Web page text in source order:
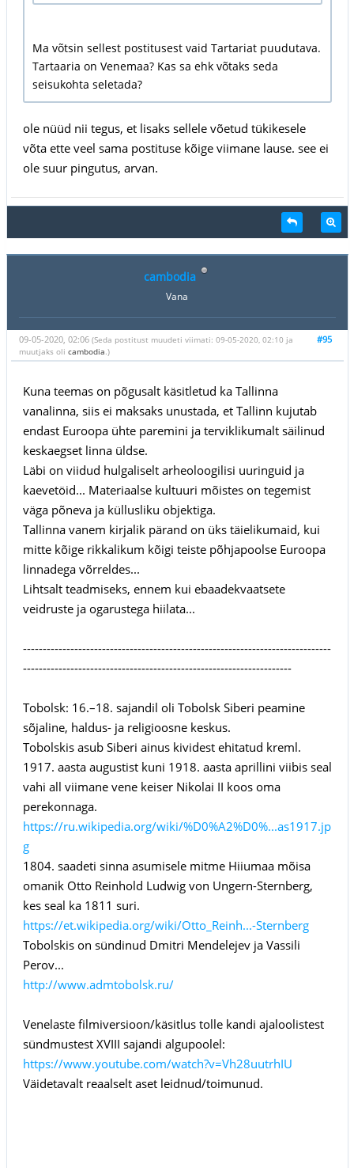
Ma võtsin sellest postitusest vaid Tartariat puudutava.
Tartaaria on Venemaa? Kas sa ehk võtaks seda
seisukohta seletada?
ole nüüd nii tegus, et lisaks sellele võetud tükikesele
võta ette veel sama postituse kõige viimane lause. see ei
ole suur pingutus, arvan.
cambodia
Vana
#95
09-05-2020, 02:06 (Seda postitust muudeti viimati: 09-05-2020, 02:10 ja
muutjaks oli cambodia .)
Kuna teemas on põgusalt käsitletud ka Tallinna
vanalinna, siis ei maksaks unustada, et Tallinn kujutab
endast Euroopa ühte paremini ja terviklikumalt säilinud
keskaegset linna üldse.
Läbi on viidud hulgaliselt arheoloogilisi uuringuid ja
kaevetöid... Materiaalse kultuuri mõistes on tegemist
väga põneva ja küllusliku objektiga.
Tallinna vanem kirjalik pärand on üks täielikumaid, kui
mitte kõige rikkalikum kõigi teiste põhjapoolse Euroopa
linnadega võrreldes...
Lihtsalt teadmiseks, ennem kui ebaadekvaatsete
veidruste ja ogarustega hiilata...
------------------------------------------------------------------------------
--------------------------------------------------------------------
Tobolsk: 16.–18. sajandil oli Tobolsk Siberi peamine
sõjaline, haldus- ja religioosne keskus.
Tobolskis asub Siberi ainus kividest ehitatud kreml.
1917. aasta augustist kuni 1918. aasta aprillini viibis seal
vahi all viimane vene keiser Nikolai II koos oma
perekonnaga.
https://ru.wikipedia.org/wiki/%D0%A2%D0%...as1917.jp
g
1804. saadeti sinna asumisele mitme Hiiumaa mõisa
omanik Otto Reinhold Ludwig von Ungern-Sternberg,
kes seal ka 1811 suri.
https://et.wikipedia.org/wiki/Otto_Reinh...-Sternberg
Tobolskis on sündinud Dmitri Mendelejev ja Vassili
Perov...
http://www.admtobolsk.ru/
Venelaste filmiversioon/käsitlus tolle kandi ajaloolistest
sündmustest XVIII sajandi algupoolel:
https://www.youtube.com/watch?v=Vh28uutrhIU
Väidetavalt reaalselt aset leidnud/toimunud.